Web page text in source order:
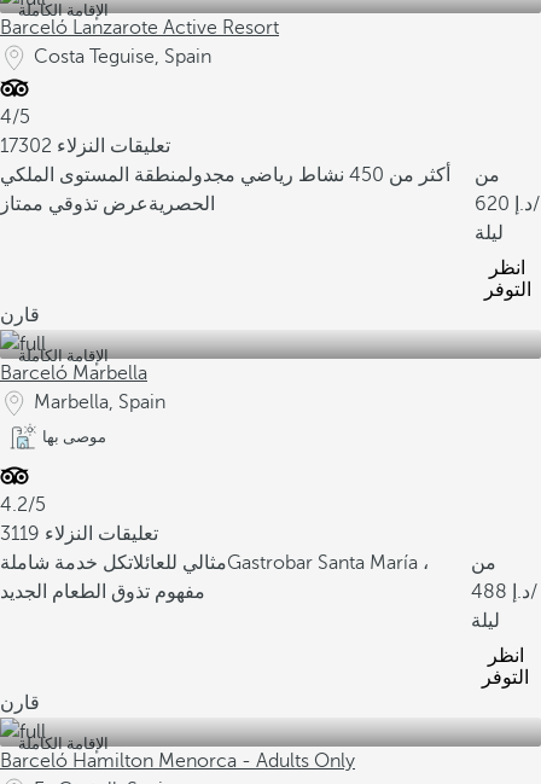
الإقامة الكاملة
Barceló Lanzarote Active Resort
Costa Teguise, Spain
4/5
17302 تعليقات النزلاء
أكثر من 450 نشاط رياضي مجدول
منطقة المستوى الملكي
الحصريةعرض تذوقي ممتاز
من
620
/
ليلة
انظر
التوفر
قارن
الإقامة الكاملة
Barceló Marbella
Marbella, Spain
موصى بها
4.2/5
3119 تعليقات النزلاء
مثالي للعائلاتكل خدمة شاملة
Gastrobar Santa María ،
مفهوم تذوق الطعام الجديد
من
488
/
ليلة
انظر
التوفر
قارن
الإقامة الكاملة
Barceló Hamilton Menorca - Adults Only